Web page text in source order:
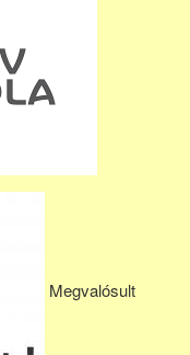
Megvalósult